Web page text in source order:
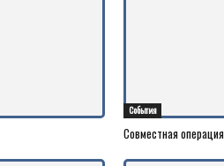
События
Совместная операция